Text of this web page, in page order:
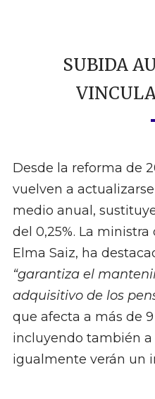
SUBIDA
Desde la reforma de
vuelven a
medio anual,
del 0,25%. La
Elma Saiz, ha
“garantiza el
adquisitivo de los
que afecta a más de
incluyendo también a
igualmente verán un